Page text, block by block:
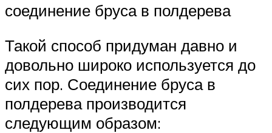
соединение бруса в полдерева
Такой способ придуман давно и
довольно широко используется до
сих пор. Соединение бруса в
полдерева производится
следующим образом: